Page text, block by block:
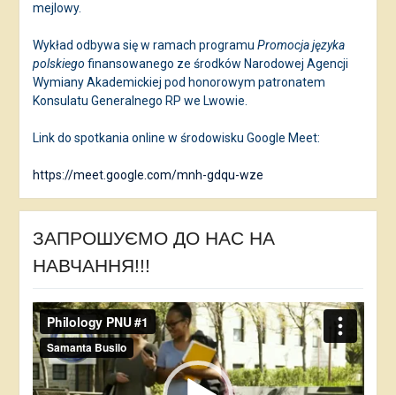
mejlowy.
Wykład odbywa się w ramach programu Promocja języka
polskiego finansowanego ze środków Narodowej Agencji
Wymiany Akademickiej pod honorowym patronatem
Konsulatu Generalnego RP we Lwowie.
Link do spotkania online w środowisku Google Meet:
https://meet.google.com/mnh-gdqu-wze
ЗАПРОШУЄМО ДО НАС НА
НАВЧАННЯ!!!
Відеопрогравач